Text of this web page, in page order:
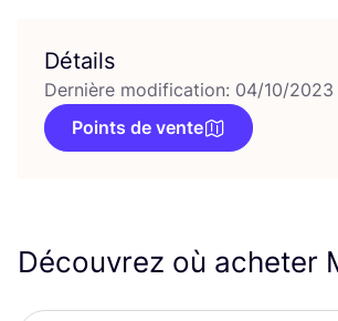
Détails
Dernière modification: 04/10/2023
Points de vente
Découvrez où acheter